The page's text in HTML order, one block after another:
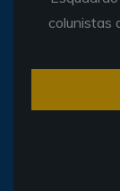
colunistas